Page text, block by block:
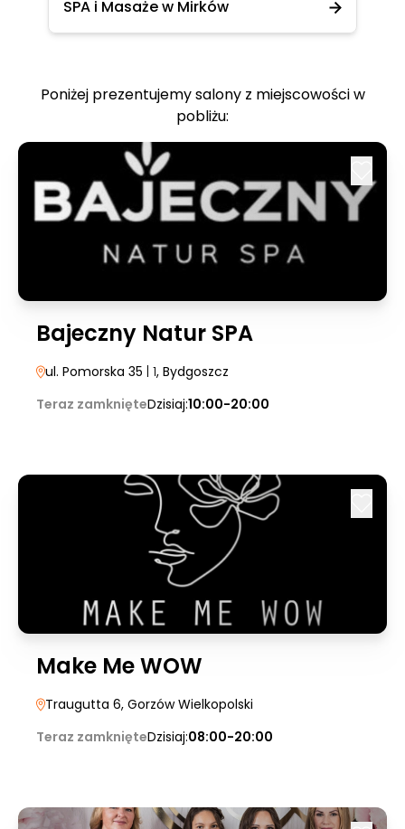
SPA i Masaże w Mirków
Poniżej prezentujemy salony z miejscowości w
pobliżu:
Bajeczny Natur SPA
ul. Pomorska 35 | 1, Bydgoszcz
Teraz zamknięteDzisiaj:10:00-20:00
Make Me WOW
Traugutta 6, Gorzów Wielkopolski
Teraz zamknięteDzisiaj:08:00-20:00